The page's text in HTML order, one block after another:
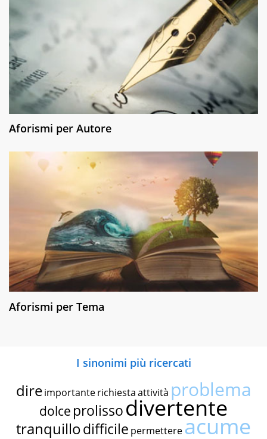
Aforismi per Autore
Aforismi per Tema
I sinonimi più ricercati
dire importante richiestaattività problema
dolce prolissodivertente
tranquillodifficile permettereacume